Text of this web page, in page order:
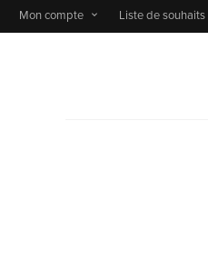
Mon compte Liste de souhaits